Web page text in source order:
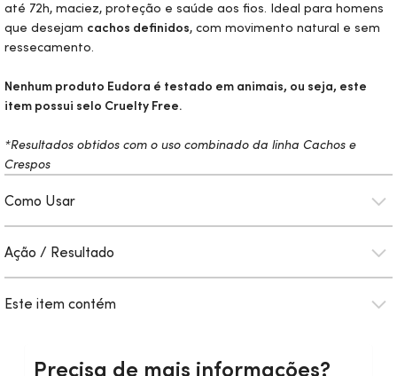
até 72h, maciez, proteção e saúde aos fios. Ideal para homens
que desejam cachos definidos, com movimento natural e sem
ressecamento.
Nenhum produto Eudora é testado em animais, ou seja, este
item possui selo Cruelty Free.
*Resultados obtidos com o uso combinado da linha Cachos e
Crespos
Como Usar
Ação / Resultado
Este item contém
Precisa de mais informações?